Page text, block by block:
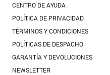
CENTRO DE AYUDA
POLÍTICA DE PRIVACIDAD
TÉRMINOS Y CONDICIONES
POLÍTICAS DE DESPACHO
GARANTÍA Y DEVOLUCIONES
NEWSLETTER